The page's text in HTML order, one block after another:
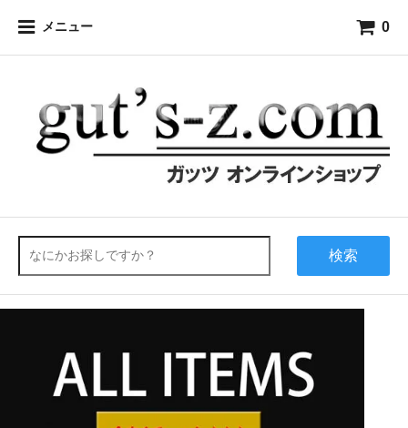
メニュー 0
検索